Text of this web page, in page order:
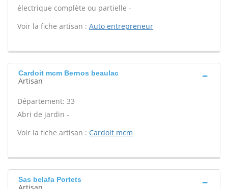
électrique complète ou partielle -
Voir la fiche artisan : Auto entrepreneur
Cardoit mcm Bernos beaulac
Artisan
Département: 33
Abri de jardin -
Voir la fiche artisan : Cardoit mcm
Sas belafa Portets